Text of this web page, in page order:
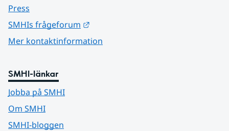
Press
SMHIs frågeforum
Mer kontaktinformation
SMHI-länkar
Jobba på SMHI
Om SMHI
SMHI-bloggen